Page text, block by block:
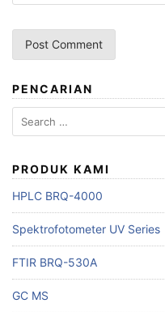
PENCARIAN
Search
for:
PRODUK KAMI
HPLC BRQ-4000
Spektrofotometer UV Series
FTIR BRQ-530A
GC MS